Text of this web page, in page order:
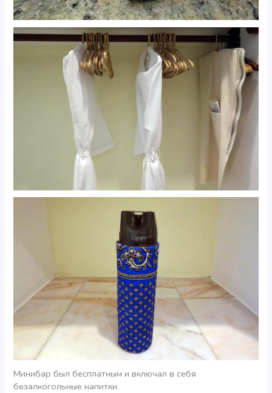
Минибар был бесплатным и включал в себя
безалкогольные напитки.